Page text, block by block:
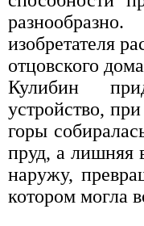
изобретателя
отцовского
Кулибин
устройство,
горы
пруд, а лишняя
наружу,
котором могла